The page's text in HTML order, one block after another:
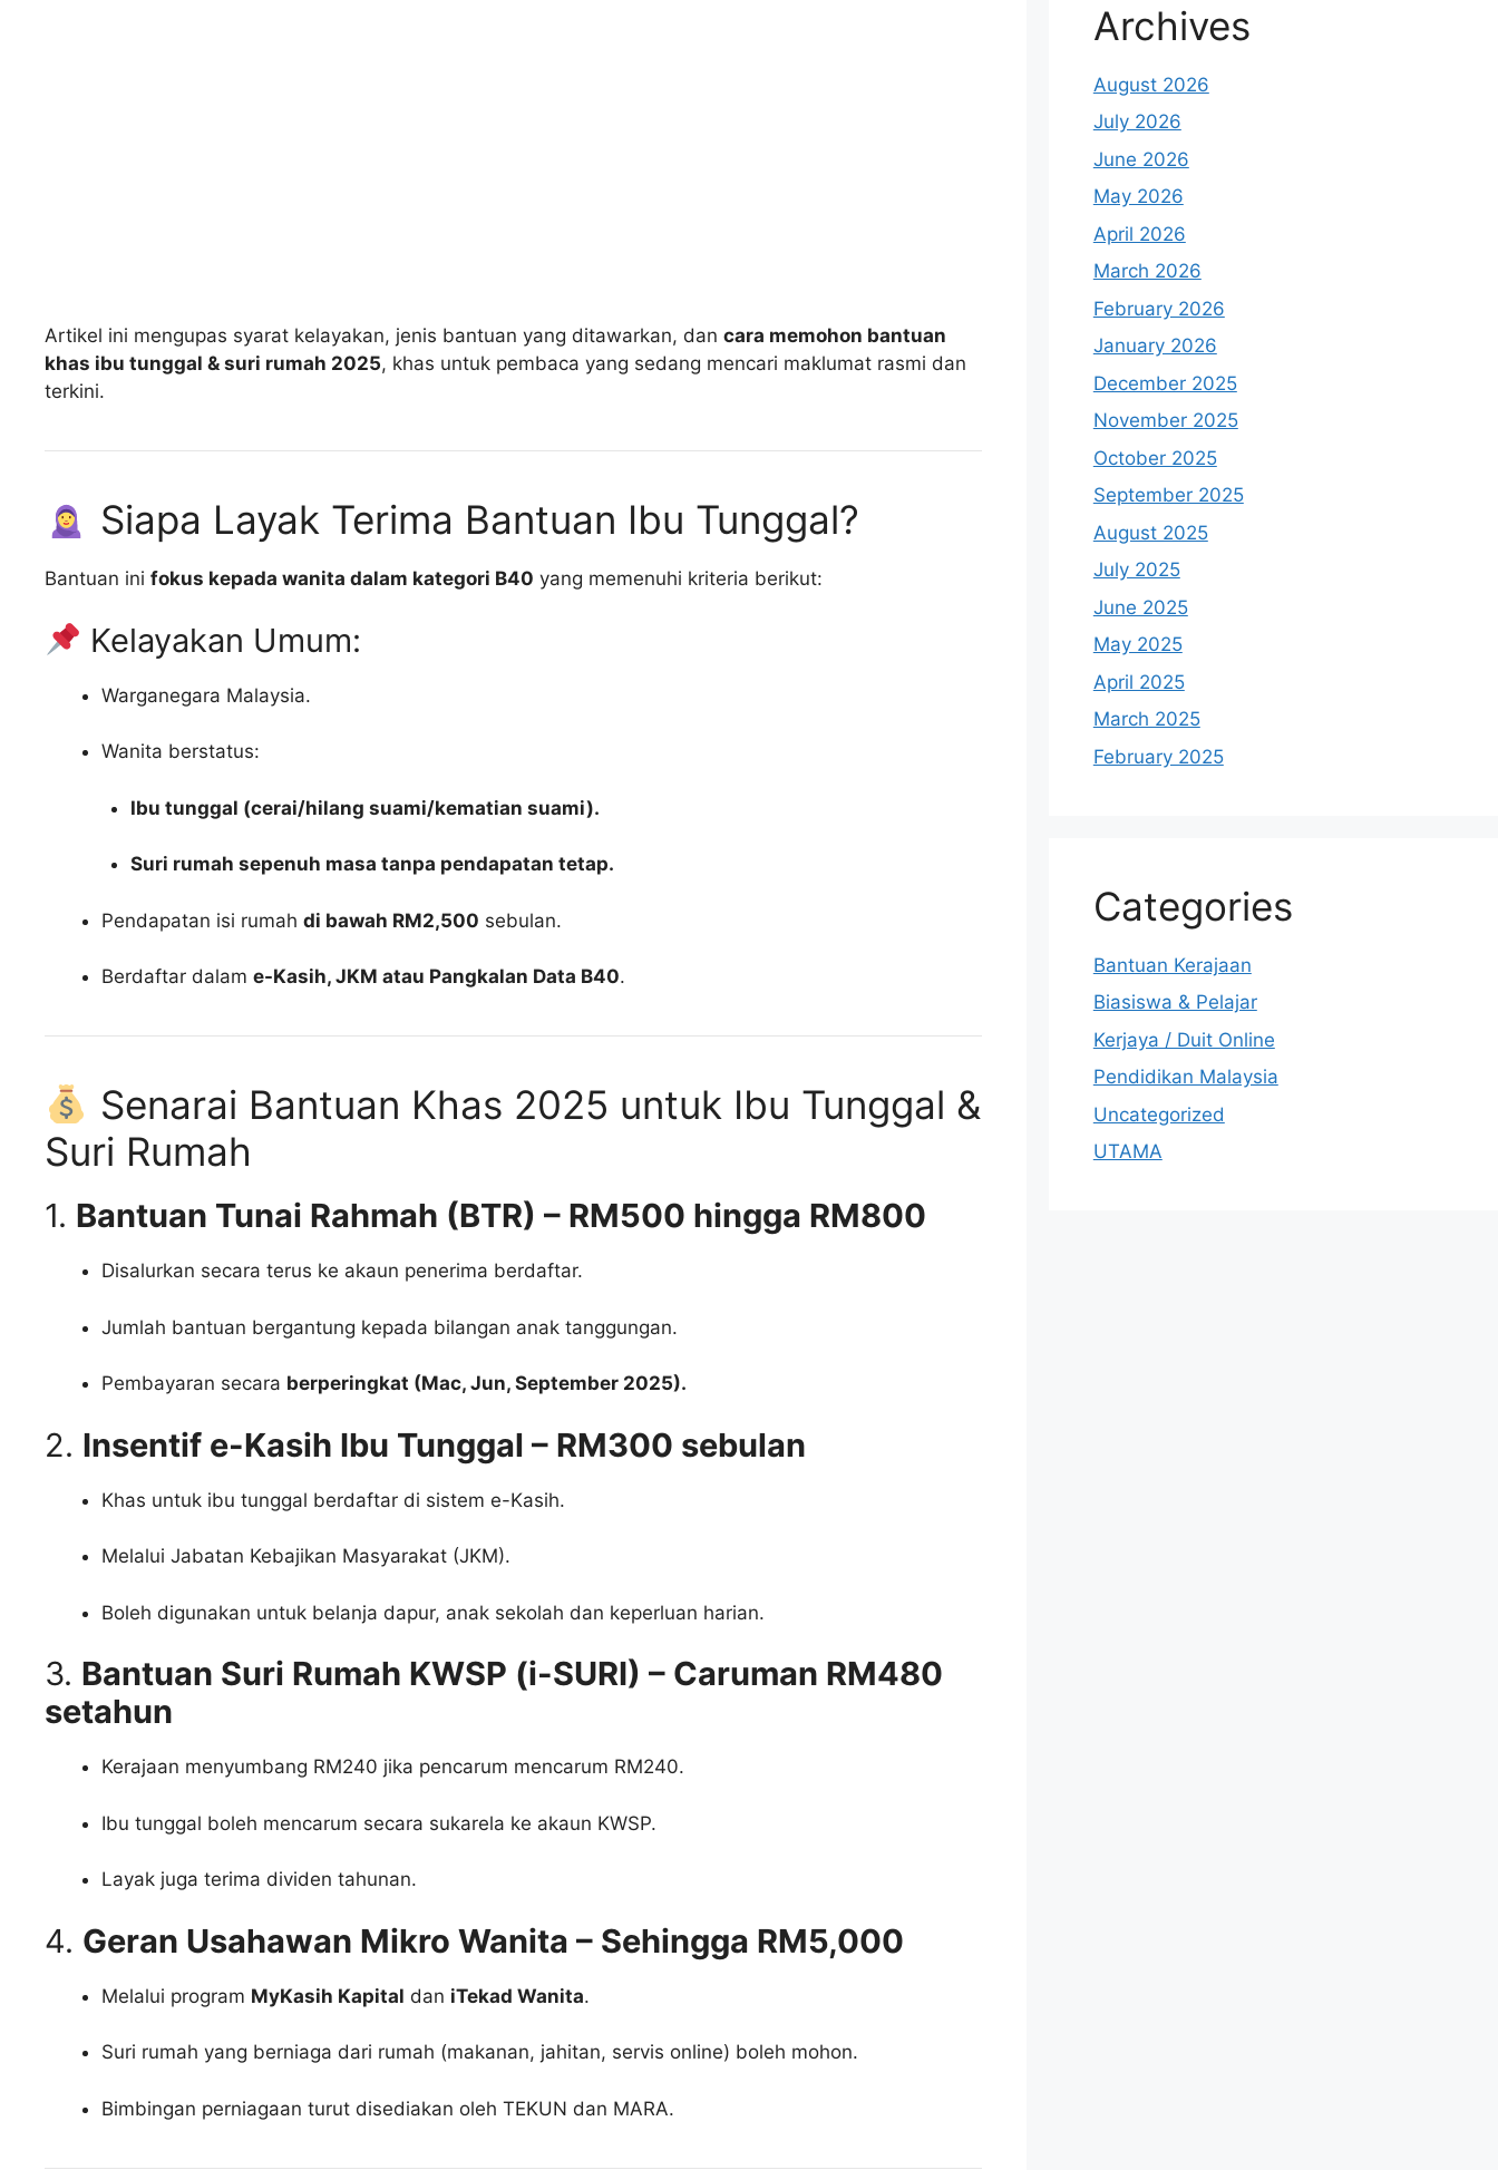
Artikel ini mengupas syarat kelayakan, jenis bantuan yang ditawarkan, dan cara memohon bantuan
khas ibu tunggal & suri rumah 2025, khas untuk pembaca yang sedang mencari maklumat rasmi dan
terkini.
Siapa Layak Terima Bantuan Ibu Tunggal?
Bantuan ini fokus kepada wanita dalam kategori B40 yang memenuhi kriteria berikut:
Kelayakan Umum:
Warganegara Malaysia.
Wanita berstatus:
Ibu tunggal (cerai/hilang suami/kematian suami).
Suri rumah sepenuh masa tanpa pendapatan tetap.
Pendapatan isi rumah di bawah RM2,500 sebulan.
Berdaftar dalam e-Kasih, JKM atau Pangkalan Data B40.
Senarai Bantuan Khas 2025 untuk Ibu Tunggal &
Suri Rumah
1. Bantuan Tunai Rahmah (BTR) – RM500 hingga RM800
Disalurkan secara terus ke akaun penerima berdaftar.
Jumlah bantuan bergantung kepada bilangan anak tanggungan.
Pembayaran secara berperingkat (Mac, Jun, September 2025).
2. Insentif e-Kasih Ibu Tunggal – RM300 sebulan
Khas untuk ibu tunggal berdaftar di sistem e-Kasih.
Melalui Jabatan Kebajikan Masyarakat (JKM).
Boleh digunakan untuk belanja dapur, anak sekolah dan keperluan harian.
3. Bantuan Suri Rumah KWSP (i-SURI) – Caruman RM480
setahun
Kerajaan menyumbang RM240 jika pencarum mencarum RM240.
Ibu tunggal boleh mencarum secara sukarela ke akaun KWSP.
Layak juga terima dividen tahunan.
4. Geran Usahawan Mikro Wanita – Sehingga RM5,000
Melalui program MyKasih Kapital dan iTekad Wanita.
Suri rumah yang berniaga dari rumah (makanan, jahitan, servis online) boleh mohon.
Bimbingan perniagaan turut disediakan oleh TEKUN dan MARA.
Archives
August 2026
July 2026
June 2026
May 2026
April 2026
March 2026
February 2026
January 2026
December 2025
November 2025
October 2025
September 2025
August 2025
July 2025
June 2025
May 2025
April 2025
March 2025
February 2025
Categories
Bantuan Kerajaan
Biasiswa & Pelajar
Kerjaya / Duit Online
Pendidikan Malaysia
Uncategorized
UTAMA